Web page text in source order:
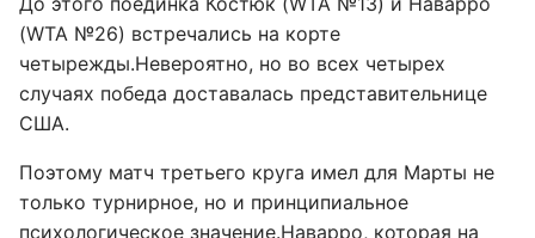
(WTA №26) встречались на корте
четырежды.Невероятно, но во всех четырех
случаях победа доставалась представительнице
США.
Поэтому матч третьего круга имел для Марты не
только турнирное, но и принципиальное
психологическое значение.Наварро, которая на